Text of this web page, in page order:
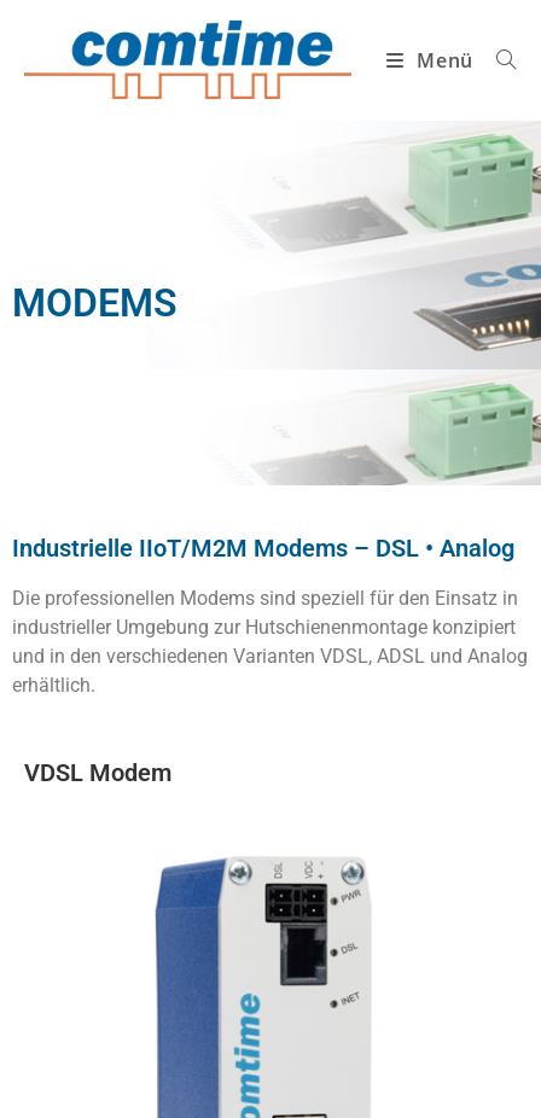
Menü
MODEMS
Industrielle IIoT/M2M Modems – DSL • Analog
Die professionellen Modems sind speziell für den Einsatz in
industrieller Umgebung zur Hutschienenmontage konzipiert
und in den verschiedenen Varianten VDSL, ADSL und Analog
erhältlich.
VDSL Modem